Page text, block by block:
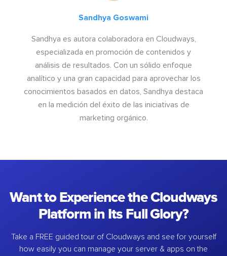
Sandhya Goswami
Sandhya es autora colaboradora en Cloudways,
especializada en promoción de contenidos y
análisis de resultados. Con un sólido enfoque
analítico y una gran capacidad para aprovechar los
conocimientos basados en datos, Sandhya destaca
en la medición del éxito de las iniciativas de
marketing orgánico.
Want to Experience the Cloudways
Platform in Its Full Glory?
Take a FREE guided tour of Cloudways and see for yourself
how easily you can manage your server & apps on the